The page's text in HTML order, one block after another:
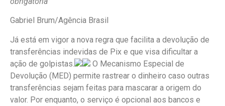
Gabriel Brum/Agência Brasil
Já está em vigor a nova regra que facilita a devolução de
transferências indevidas de Pix e que visa dificultar a
ação de golpistas.
O Mecanismo Especial de
Devolução (MED) permite rastrear o dinheiro caso outras
transferências sejam feitas para mascarar a origem do
valor. Por enquanto, o serviço é opcional aos bancos e